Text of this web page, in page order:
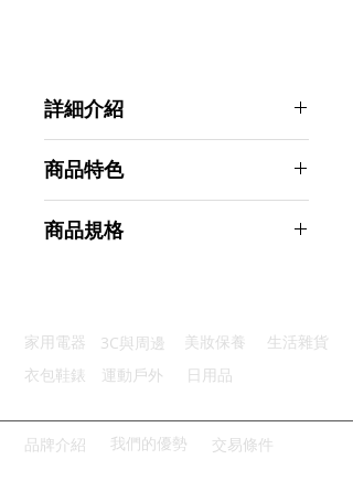
詳細介紹
商品特色
材質厚實：加厚鋼條；非常穩固
商品規格
主要材質：不鏽鋼
商品尺寸：19*9*7.5cm
產地名稱：中國大陸
代理商：亞桓有限公司
家用電器 3C與周邊 美妝保養
生活雜貨
衣包鞋錶
運動戶外 日用品
品牌介紹 我們的優勢 交易條件